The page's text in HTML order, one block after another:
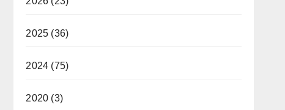
2025 (36)
2024 (75)
2020 (3)